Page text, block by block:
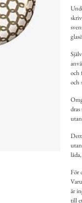
och
och
För
är
till